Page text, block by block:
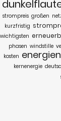
strompreis großen
kurzfristig
wichtigsten
phasen windstille
kosten energien
kernenergie